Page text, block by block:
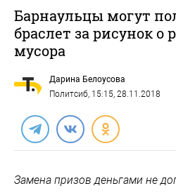
Барнаульцы могут
браслет за рисунок о
мусора
Дарина Белоусова
Политсиб, 15:15, 28.11.2018
Замена призов деньгами не